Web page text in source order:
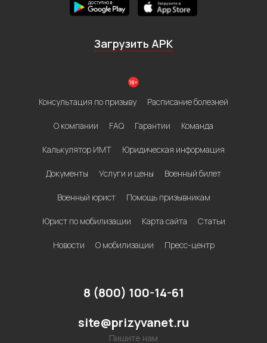
Загрузить APK
Консультация по призыву Расписание болезней
О компании FAQ Гарантии Команда
Калькулятор ИМТ Юридическая информация
Документы Услуги и цены Военный билет
Военный юрист Помощь призывникам
Юрист по мобилизации Карта сайта Статьи
Новости О мобилизации Пресс-центр
8 (800) 100-14-61
site@prizyvanet.ru
Пишите нам